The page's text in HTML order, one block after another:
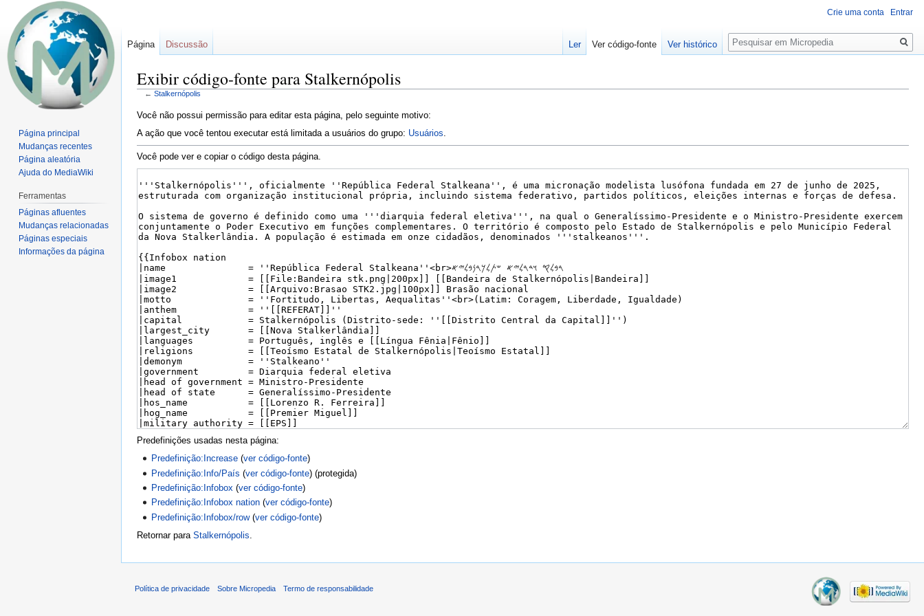
Exibir código-fonte para Stalkernópolis
← Stalkernópolis
Ir
para
Ir
para
Você não possui permissão para editar esta página, pelo seguinte motivo:
A ação que você tentou executar está limitada a usuários do grupo: Usuários.
Você pode ver e copiar o código desta página.
Predefinições usadas nesta página:
Predefinição:Increase(ver código-fonte)
Predefinição:Info/País (ver código-fonte) (protegida)
Predefinição:Infobox(ver código-fonte)
Predefinição:Infobox nation(ver código-fonte)
Predefinição:Infobox/row(ver código-fonte)
Retornar para Stalkernópolis.
Crie uma conta Entrar
Página Discussão Ler Ver código-fonte Ver histórico
Pesquisa
Página principal
Mudanças recentes
Página aleatória
Ajuda do MediaWiki
Ferramentas
Páginas afluentes
Mudanças relacionadas
Páginas especiais
Informações da página
Política de privacidade Sobre Micropedia Termo de responsabilidade